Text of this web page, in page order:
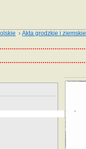
›Akta grodzkie i ziemskie